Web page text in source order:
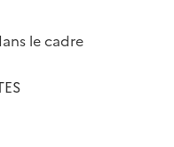
le cadre